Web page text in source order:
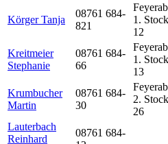
Körger Tanja
08761 684-
821
1.
12
Kreitmeier
Stephanie
08761 684-
66
1.
13
Krumbucher
Martin
08761 684-
30
2.
26
Lauterbach
Reinhard
08761 684-